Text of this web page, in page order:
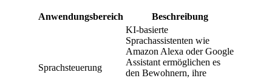
Anwendungsbereich Beschreibung
Sprachsteuerung
KI-basierte
Sprachassistenten wie
Amazon Alexa oder Google
Assistant ermöglichen es
den Bewohnern, ihre